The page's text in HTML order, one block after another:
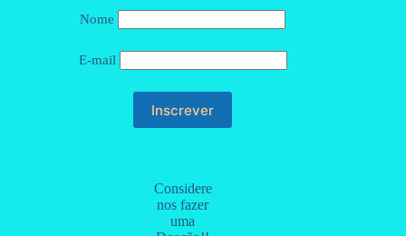
Nome
E-mail
Considere
nos fazer
uma